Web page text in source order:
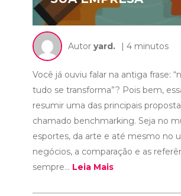
Autor yard. | 4 minutos
Você já ouviu falar na antiga frase:
tudo se transforma”? Pois bem,
resumir uma das principais
chamado benchmarking. Seja no
esportes, da arte e até mesmo no
negócios, a comparação e as
sempre... Leia Mais